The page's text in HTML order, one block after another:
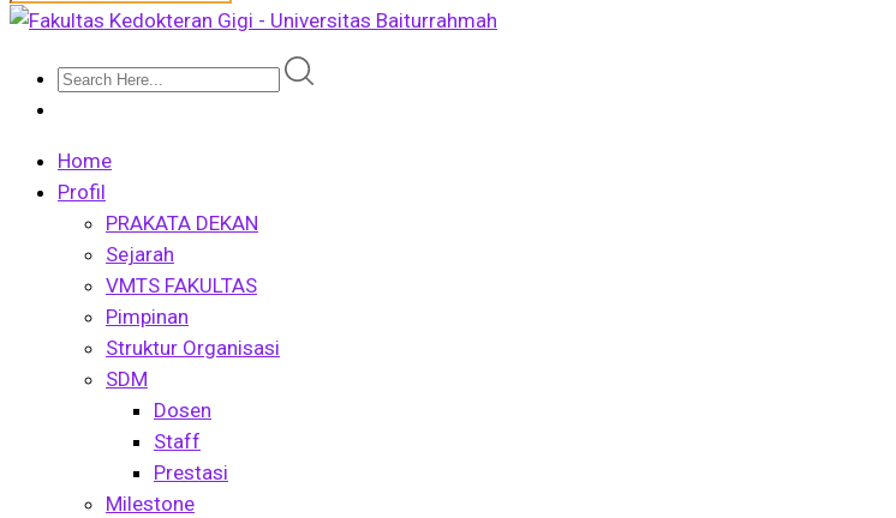
Home
Profil
PRAKATA DEKAN
Sejarah
VMTS FAKULTAS
Pimpinan
Struktur Organisasi
SDM
Dosen
Staff
Prestasi
Milestone